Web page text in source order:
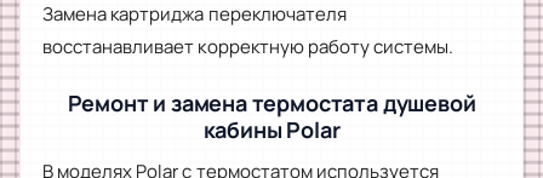
Замена картриджа переключателя
восстанавливает корректную работу системы.
Ремонт и замена термостата душевой
кабины Polar
В моделях Polar с термостатом используется